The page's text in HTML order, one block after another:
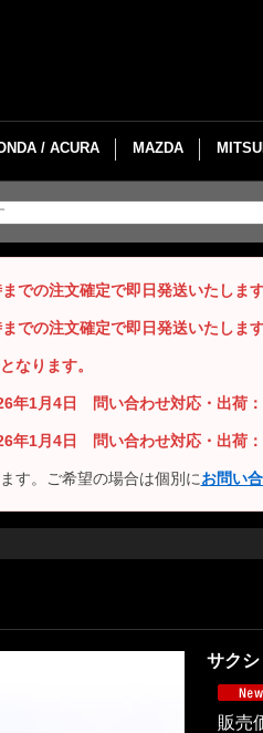
/ ACURA MAZDA
での注文確定で即日発送いたします
での注文確定で即日発送いたします
なります。
年1月4日 問い合わせ対応・出荷
年1月4日 問い合わせ対応・出荷
す。ご希望の場合は個別にお問い
サク
販売